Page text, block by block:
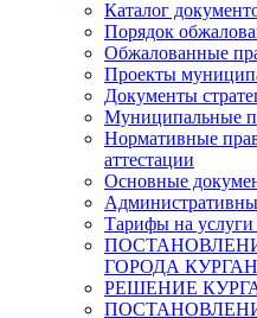
Каталог
Порядок
Обжалованные
Проекты
Документы
Муниципальные
Нормативные
аттестации
Основные
Тарифы на
ГОРОДА
РЕШЕНИЕ